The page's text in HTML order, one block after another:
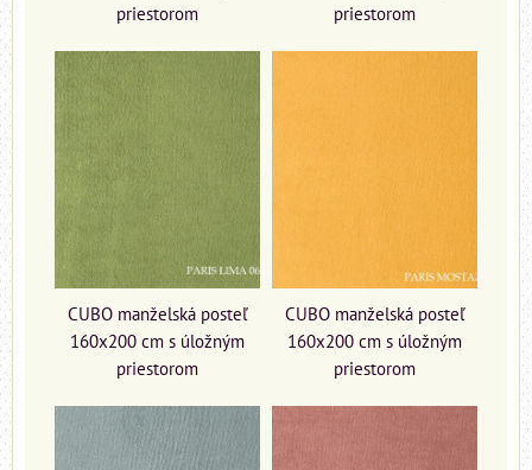
priestorom
priestorom
CUBO manželská posteľ
160x200 cm s úložným
priestorom
CUBO manželská posteľ
160x200 cm s úložným
priestorom